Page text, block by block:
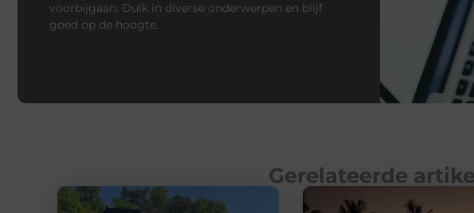
voorbijgaan. Duik in diverse onderwerpen en blijf
goed op de hoogte.
Gerelateerde